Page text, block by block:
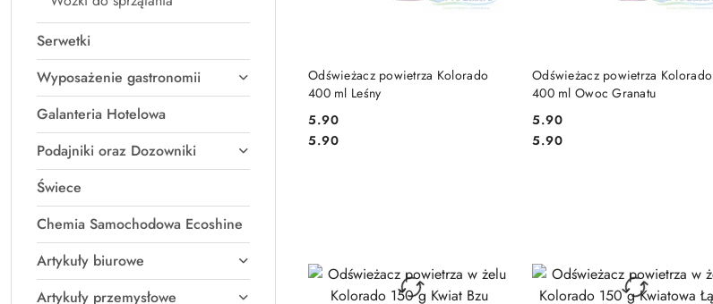
Serwetki
Wyposażenie gastronomii
Galanteria Hotelowa
Podajniki oraz Dozowniki
Świece
Chemia Samochodowa Ecoshine
Artykuły biurowe
Artykuły przemysłowe
Odświeżacz powietrza Kolorado
400 ml Leśny
Cena:
5.90
Cena:
5.90
DO KOSZYKA
Odświeżacz powietrza Kolorado
400 ml Owoc Granatu
Cena:
5.90
Cena:
5.90
DO KOSZYKA